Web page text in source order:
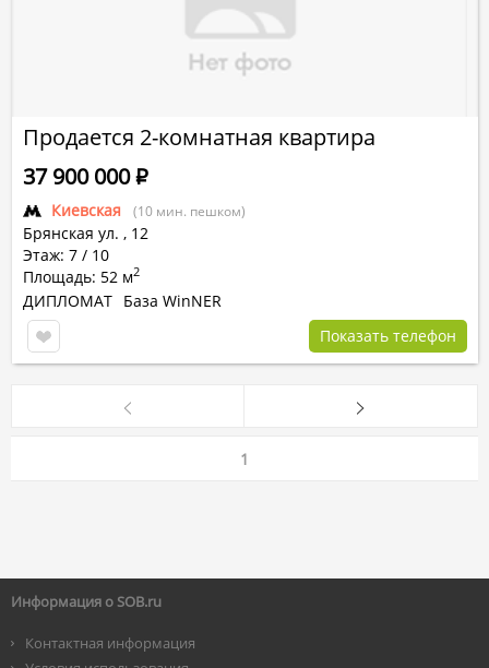
Продается 2-комнатная квартира
Киевская (10 мин. пешком)
Брянская ул. , 12
Этаж: 7 / 10
Площадь: 52 м2
37 900 000Р
ДИПЛОМАТ База WinNER
Показать телефон
1
Информация о SOB.ru
Контактная информация